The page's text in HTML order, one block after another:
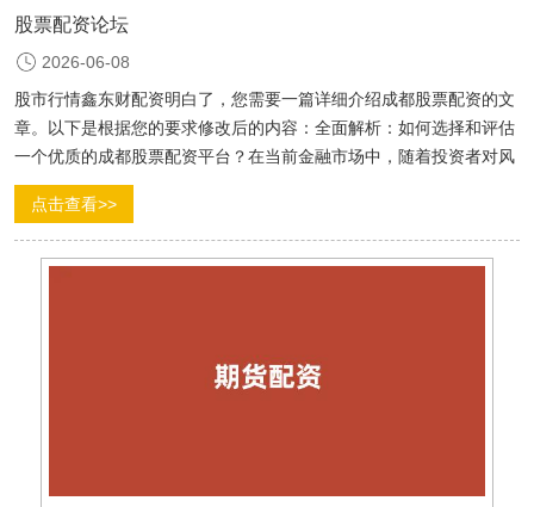
股票配资论坛
2026-06-08
股市行情鑫东财配资明白了，您需要一篇详细介绍成都股票配资的文
章。以下是根据您的要求修改后的内容：全面解析：如何选择和评估
一个优质的成都股票配资平台？在当前金融市场中，随着投资者对风
险与回报之间平衡的追求日益增长，成都股票配资平台如雨后春笋般
涌现。面对众多选择，如何挑选出最适合自己的成都股票配资平台成
为了...
点击查看>>